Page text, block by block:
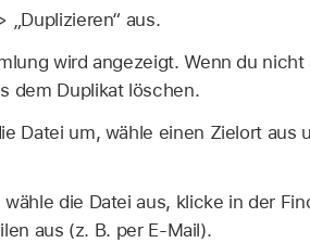
„Duplizieren“ aus.
wird angezeigt. Wenn du nicht
dem Duplikat löschen.
Datei um, wähle einen Zielort aus
wähle die Datei aus, klicke in der
aus (z. B. per E-Mail).